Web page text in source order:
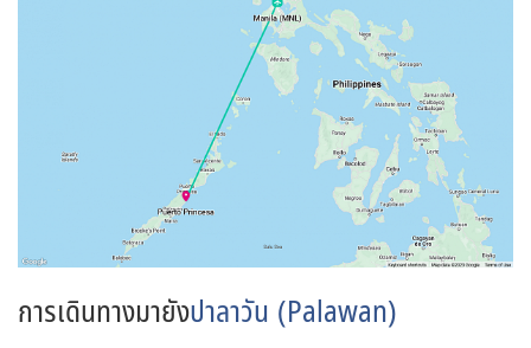
การเดินทางมายังปาลาวัน (Palawan)